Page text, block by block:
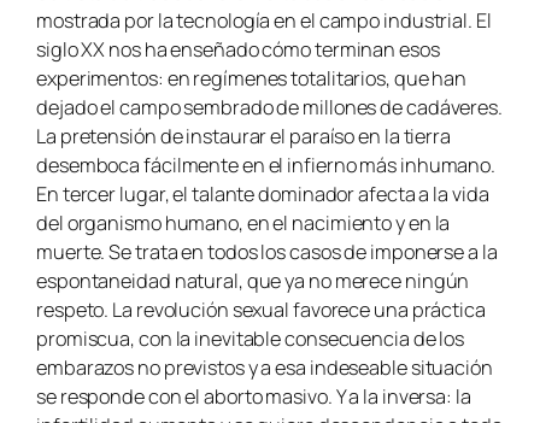
mostrada por la tecnología en el campo industrial. El
siglo XX nos ha enseñado cómo terminan esos
experimentos: en regímenes totalitarios, que han
dejado el campo sembrado de millones de cadáveres.
La pretensión de instaurar el paraíso en la tierra
desemboca fácilmente en el infierno más inhumano.
En tercer lugar, el talante dominador afecta a la vida
del organismo humano, en el nacimiento y en la
muerte. Se trata en todos los casos de imponerse a la
espontaneidad natural, que ya no merece ningún
respeto. La revolución sexual favorece una práctica
promiscua, con la inevitable consecuencia de los
embarazos no previstos y a esa indeseable situación
se responde con el aborto masivo. Y a la inversa: la